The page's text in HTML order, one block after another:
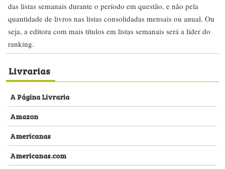
das listas semanais durante o período em questão, e não pela
quantidade de livros nas listas consolidadas mensais ou anual. Ou
seja, a editora com mais títulos em listas semanais será a líder do
ranking.
Livrarias
A Página Livraria
Amazon
Americanas
Americanas.com